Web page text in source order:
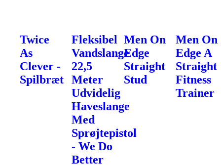
Twice
As
Clever -
Spilbræt
Fleksibel
Vandslange
22,5
Meter
Udvidelig
Haveslange
Med
Sprøjtepistol
- We Do
Better
Men On
Edge
Straight
Stud
Men On
Edge A
Straight
Fitness
Trainer